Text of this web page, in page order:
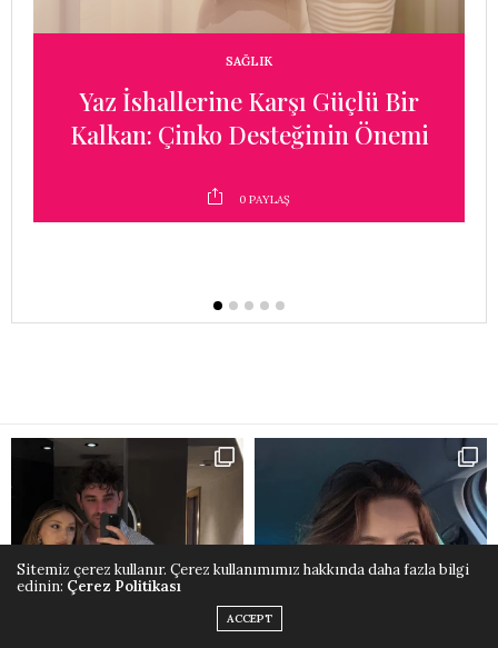
SAĞLIK
Yaz İshallerine Karşı Güçlü Bir
Kalkan: Çinko Desteğinin Önemi
0 PAYLAŞ
Sitemiz çerez kullanır. Çerez kullanımımız hakkında daha fazla bilgi
edinin: Çerez Politikası
ACCEPT